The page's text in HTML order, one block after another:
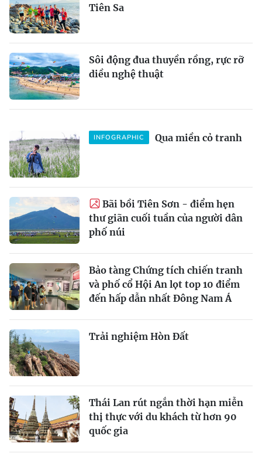
Tiên Sa
Sôi động đua thuyền rồng, rực rỡ
diều nghệ thuật
INFOGRAPHIC Qua miền cỏ tranh
Bãi bồi Tiên Sơn - điểm hẹn
thư giãn cuối tuần của người dân
phố núi
Bảo tàng Chứng tích chiến tranh
và phố cổ Hội An lọt top 10 điểm
đến hấp dẫn nhất Đông Nam Á
Trải nghiệm Hòn Đất
Thái Lan rút ngắn thời hạn miễn
thị thực với du khách từ hơn 90
quốc gia